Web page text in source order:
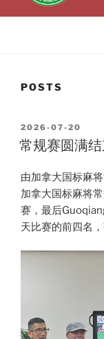
POSTS
POSTED
ON
2026-07-20
常规赛圆满
由加拿大国标麻
加拿大国标麻将
赛，最后
天比赛的前四名